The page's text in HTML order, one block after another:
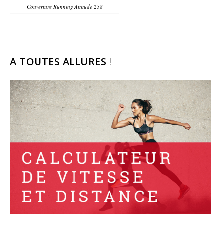
Couverture Running Attitude 258
A TOUTES ALLURES !